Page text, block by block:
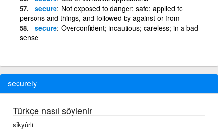
secure Not exposed to danger; safe; applied to
persons and things, and followed by against or from
secure Overconfident; incautious; careless; in a bad
sense
securely
Türkçe nasıl söylenir
sîkyûrli